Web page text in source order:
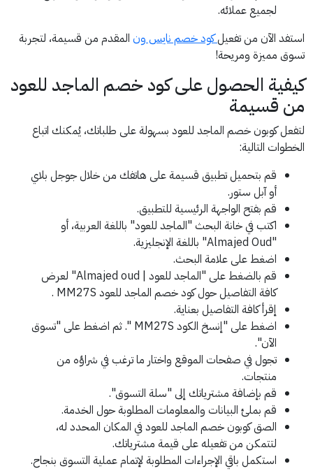
لجميع عملائه.
استفد الآن من تفعيلكود خصم نايس ون المقدم من قسيمة، لتجربة
تسوق مميزة ومريحة!
كيفية الحصول على كود خصم الماجد للعود
من قسيمة
لتفعل كوبون خصم الماجد للعود بسهولة على طلباتك، يُمكنك اتباع
الخطوات التالية:
قم بتحميل تطبيق قسيمة على هاتفك من خلال جوجل بلاي
أو آبل ستور.
قم بفتح الواجهة الرئيسية للتطبيق.
اكتب في خانة البحث "الماجد للعود" باللغة العربية، أو
"Almajed Oud" باللغة الإنجليزية.
اضغط على علامة البحث.
قم بالضغط على "الماجد للعود | Almajed oud" لعرض
كافة التفاصيل حول كود خصم الماجد للعود MM27S .
إقرأ كافة التفاصيل بعناية.
اضغط على "إنسخ الكود MM27S ". ثم اضغط على "تسوق
الآن".
تجول في صفحات الموقع واختار ما ترغب في شراؤه من
منتجات.
قم بإضافة مشترياتك إلى "سلة التسوق".
قم بملئ البيانات والمعلومات المطلوبة حول الخدمة.
الصق كوبون خصم الماجد للعود في المكان المحدد له،
لتتمكن من تفعيله على قيمة مشترياتك.
استكمل باقي الإجراءات المطلوبة لإتمام عملية التسوق بنجاح.